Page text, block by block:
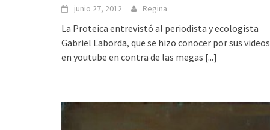
junio 27, 2012 Regina
La Proteica entrevistó al periodista y ecologista
Gabriel Laborda, que se hizo conocer por sus videos
en youtube en contra de las megas [...]